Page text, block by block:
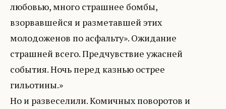
любовью, много страшнее бомбы,
взорвавшейся и разметавшей этих
молодоженов по асфальту». Ожидание
страшней всего. Предчувствие ужасней
события. Ночь перед казнью острее
гильотины.»
Но и развеселили. Комичных поворотов и